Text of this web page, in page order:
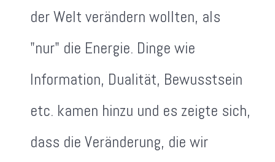
der Welt verändern wollten, als
"nur" die Energie. Dinge wie
Information, Dualität, Bewusstsein
etc. kamen hinzu und es zeigte sich,
dass die Veränderung, die wir